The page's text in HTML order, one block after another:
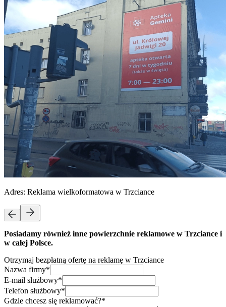
Adres: Reklama wielkoformatowa w Trzciance
Posiadamy również inne powierzchnie reklamowe w Trzciance i
w całej Polsce.
Otrzymaj bezpłatną ofertę na reklamę w Trzciance
Nazwa firmy*
E-mail służbowy*
Telefon służbowy*
Gdzie chcesz się reklamować?*